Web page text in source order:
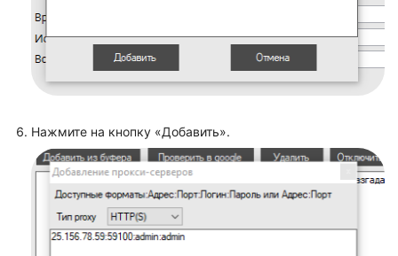
Нажмите на кнопку «Добавить».